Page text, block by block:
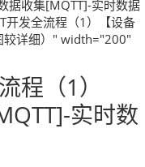
据收集[MQTT]-实时数据
开发全流程（1）【设备
较详细）" width="200"
程（1）
实时数